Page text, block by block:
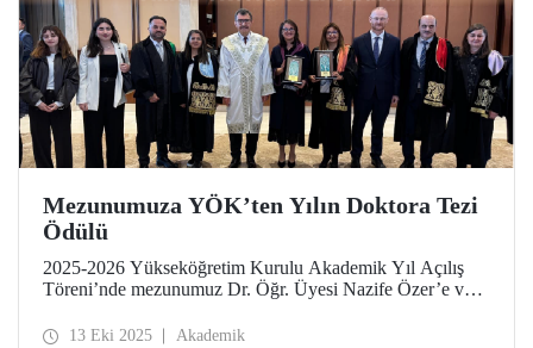
Mezunumuza YÖK’ten Yılın Doktora Tezi
Ödülü
2025-2026 Yükseköğretim Kurulu Akademik Yıl Açılış
Töreni’nde mezunumuz Dr. Öğr. Üyesi Nazife Özer’e ve
Sanatlar ve Mimarlık” kategorisindeki Yılın Doktora Tezi
13 Eki 2025 Akademik